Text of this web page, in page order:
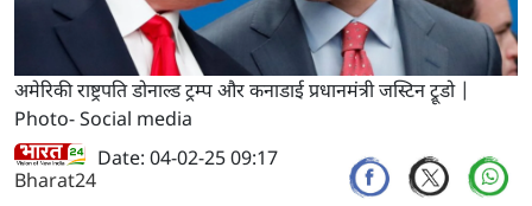
अमेरिकी राष्ट्रपति डोनाल्ड ट्रम्प और कनाडाई प्रधानमंत्री जस्टिन ट्रूडो |
Photo- Social media
Bharat24
Date: 04-02-25 09:17